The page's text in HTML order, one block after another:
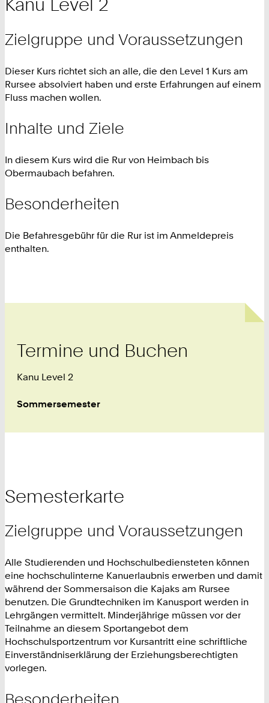
Kanu Level 2
Zielgruppe und Voraussetzungen
Dieser Kurs richtet sich an alle, die den Level 1 Kurs am
Rursee absolviert haben und erste Erfahrungen auf einem
Fluss machen wollen.
Inhalte und Ziele
In diesem Kurs wird die Rur von Heimbach bis
Obermaubach befahren.
Besonderheiten
Die Befahresgebühr für die Rur ist im Anmeldepreis
enthalten.
Termine und Buchen
Kanu Level 2
Sommersemester
Semesterkarte
Zielgruppe und Voraussetzungen
Alle Studierenden und Hochschulbediensteten können
eine hochschulinterne Kanuerlaubnis erwerben und damit
während der Sommersaison die Kajaks am Rursee
benutzen. Die Grundtechniken im Kanusport werden in
Lehrgängen vermittelt. Minderjährige müssen vor der
Teilnahme an diesem Sportangebot dem
Hochschulsportzentrum vor Kursantritt eine schriftliche
Einverständniserklärung der Erziehungsberechtigten
vorlegen.
Besonderheiten